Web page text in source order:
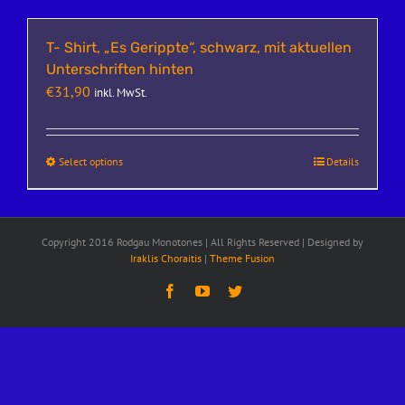
T- Shirt, „Es Gerippte“, schwarz, mit aktuellen
Unterschriften hinten
€31,90 inkl. MwSt.
Select options Details
Copyright 2016 Rodgau Monotones | All Rights Reserved | Designed by
Iraklis Choraitis | Theme Fusion
FacebookYouTubeTwitter